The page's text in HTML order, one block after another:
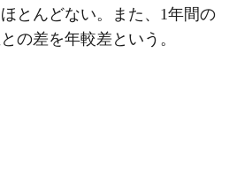
とんどない。また、1年間の
の差を年較差という。